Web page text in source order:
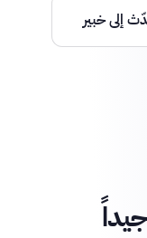
إلى خبير